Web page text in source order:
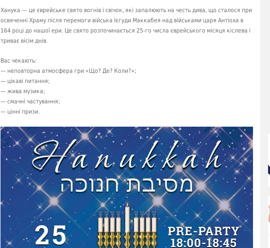
Ханука — це єврейське свято вогнів і свічок, які запалюють на честь дива, що сталося при
освяченні Храму після перемоги війська Ієгуди Маккабея над військами царя Антіоха в
164 році до нашої ери. Це свято розпочинається 25-го числа єврейського місяця кіслева і
триває вісім днів.
Вас чекають:
— неповторна атмосфера гри «Що? Де? Коли?»;
— цікаві питання;
— жива музика;
— смачні частування;
— цінні призи.